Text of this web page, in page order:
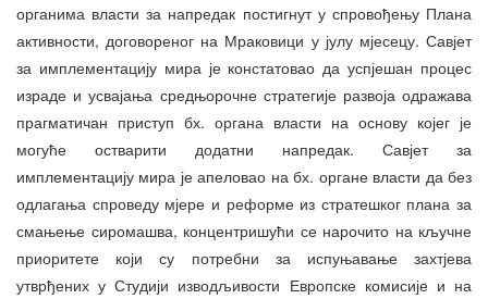
органима власти за напредак постигнут у спровођењу Плана
активности, договореног на Мраковици у јулу мјесецу. Савјет
за имплементацију мира је констатовао да успјешан процес
израде и усвајања средњорочне стратегије развоја одражава
прагматичан приступ бх. органа власти на основу којег је
могуће остварити додатни напредак. Савјет за
имплементацију мира је апеловао на бх. органе власти да без
одлагања спроведу мјере и реформе из стратешког плана за
смањење сиромашва, концентришући се нарочито на кључне
приоритете који су потребни за испуњавање захтјева
утврђених у Студији изводљивости Европске комисије и на